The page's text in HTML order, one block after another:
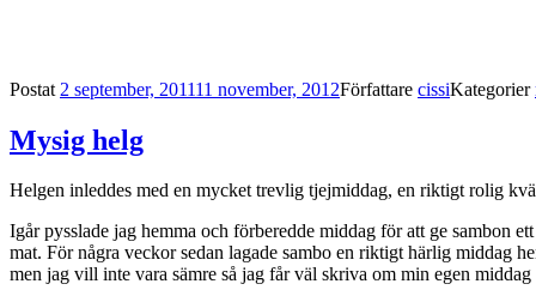
Postat 2 september, 201111 november, 2012Författare cissiKategorier
Mysig helg
Helgen inleddes med en mycket trevlig tjejmiddag, en riktigt rolig
Igår pysslade jag hemma och förberedde middag för att ge sambon
mat. För några veckor sedan lagade sambo en riktigt härlig middag
men jag vill inte vara sämre så jag får väl skriva om min egen